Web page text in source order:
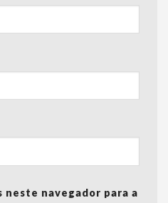
neste navegador para a